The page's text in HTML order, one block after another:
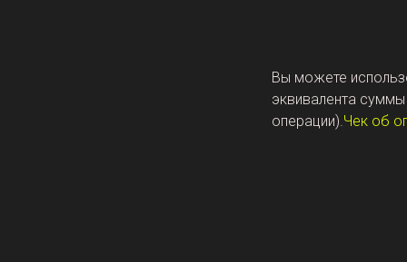
Вы можете
эквивалента
операции).Чек об